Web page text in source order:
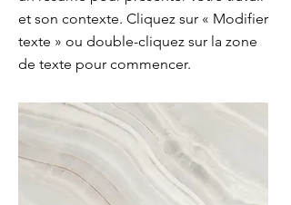
et son contexte. Cliquez sur « Modifier
texte » ou double-cliquez sur la zone
de texte pour commencer.